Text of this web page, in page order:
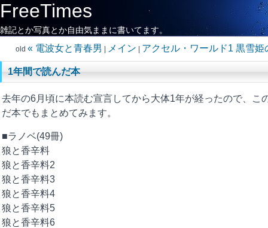
FreeTimes
雑記とか写真とか自由気ままに書いてます。
old « 電波女と青春男 メイン アクセル・ワールド1 黒雪姫
1年間で読んだ本
去年の6月頃に本読む宣言してから大体1年が経ったので、こ
だ本でもまとめてみます。
■ラノベ(49冊)
狼と香辛料
狼と香辛料2
狼と香辛料3
狼と香辛料4
狼と香辛料5
狼と香辛料6